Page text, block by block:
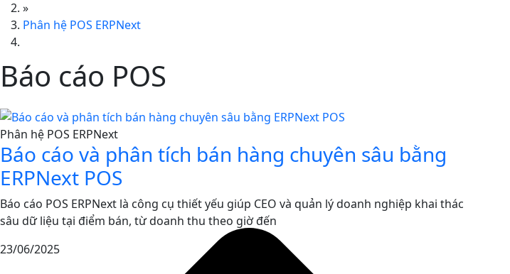
»
Phân hệ POS ERPNext
Báo cáo POS
Phân hệ POS ERPNext
Báo cáo và phân tích bán hàng chuyên sâu bằng
ERPNext POS
Báo cáo POS ERPNext là công cụ thiết yếu giúp CEO và quản lý doanh nghiệp khai thác
sâu dữ liệu tại điểm bán, từ doanh thu theo giờ đến
23/06/2025